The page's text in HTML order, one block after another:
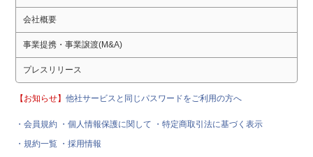
会社概要
事業提携・事業譲渡(M&A)
プレスリリース
【お知らせ】他社サービスと同じパスワードをご利用の方へ
・会員規約 ・個人情報保護に関して
・特定商取引法に基づく表示
・規約一覧 ・採用情報